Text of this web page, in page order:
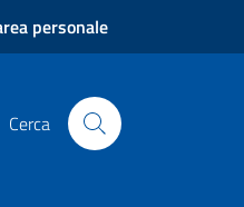
personale
Cerca